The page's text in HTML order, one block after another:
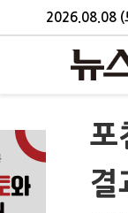
2026.08.08 (
포
결